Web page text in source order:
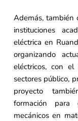
Además, también
instituciones
eléctrica en
organizando
eléctricos, con
sectores público,
proyecto
formación para
mecánicos en